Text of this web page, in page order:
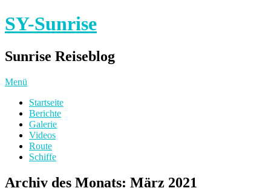
SY-Sunrise
Sunrise Reiseblog
Menü
Startseite
Berichte
Galerie
Videos
Route
Schiffe
Archiv des Monats: März 2021